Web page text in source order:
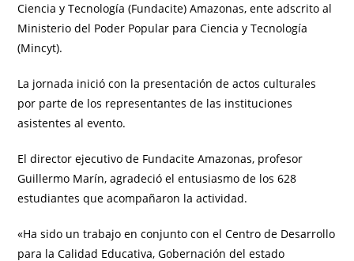
Ciencia y Tecnología (Fundacite) Amazonas, ente adscrito al
Ministerio del Poder Popular para Ciencia y Tecnología
(Mincyt).
La jornada inició con la presentación de actos culturales
por parte de los representantes de las instituciones
asistentes al evento.
El director ejecutivo de Fundacite Amazonas, profesor
Guillermo Marín, agradeció el entusiasmo de los 628
estudiantes que acompañaron la actividad.
«Ha sido un trabajo en conjunto con el Centro de Desarrollo
para la Calidad Educativa, Gobernación del estado